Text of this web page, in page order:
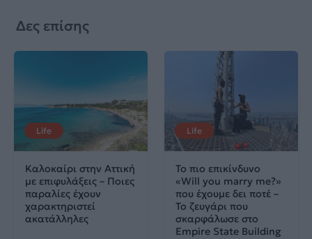
Δες επίσης
Life
Καλοκαίρι στην Αττική
με επιφυλάξεις – Ποιες
παραλίες έχουν
χαρακτηριστεί
ακατάλληλες
Life
Το πιο επικίνδυνο
«Will you marry me?»
που έχουμε δει ποτέ –
Το ζευγάρι που
σκαρφάλωσε στο
Empire State Building